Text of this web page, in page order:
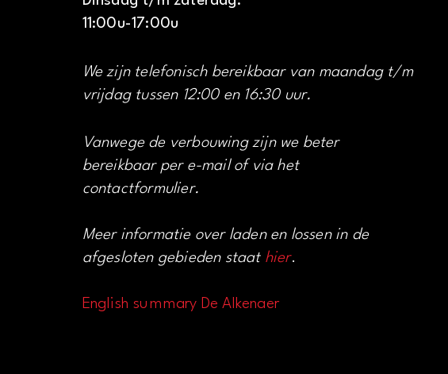
11:00u-17:00u
We zijn telefonisch bereikbaar van maandag t/m
vrijdag tussen 12:00 en 16:30 uur.
Vanwege de verbouwing zijn we beter
bereikbaar per e-mail of via het
contactformulier.
Meer informatie over laden en lossen in de
afgesloten gebieden staat hier.
English summary De Alkenaer